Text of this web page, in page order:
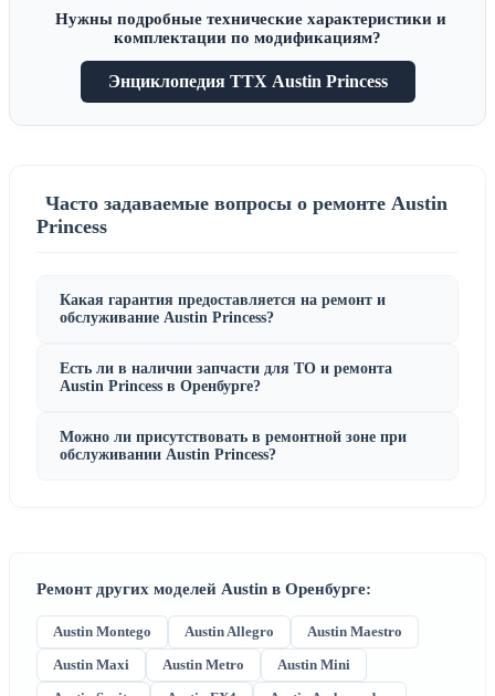
Нужны подробные технические характеристики и
комплектации по модификациям?
Энциклопедия ТТХ Austin Princess
Часто задаваемые вопросы о ремонте Austin
Princess
Какая гарантия предоставляется на ремонт и
обслуживание Austin Princess?
Есть ли в наличии запчасти для ТО и ремонта
Austin Princess в Оренбурге?
Можно ли присутствовать в ремонтной зоне при
обслуживании Austin Princess?
Ремонт других моделей Austin в Оренбурге:
Austin Montego Austin Allegro
Austin Maestro
Austin Maxi
Austin Metro
Austin Mini